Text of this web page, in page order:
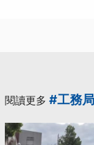
閱讀更多 #工務局